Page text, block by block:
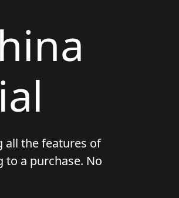
all the features of
to a purchase. No